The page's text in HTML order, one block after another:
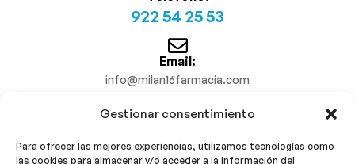
Gestionar consentimiento
Para ofrecer las mejores experiencias, utilizamos tecnologías como
las cookies para almacenar y/o acceder a la información del
922 54 25 53
Email:
info@milan16farmacia.com
¡Síguenos!